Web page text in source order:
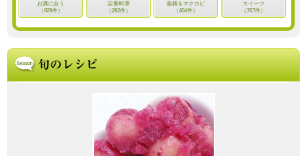
お酒に合う
（929件）
定番料理
（282件）
薬膳＆マクロビ
（404件）
スイーツ
（767件）